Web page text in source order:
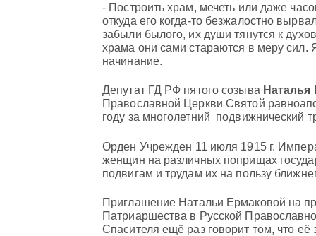
- Построить храм, мечеть или даже
откуда его когда-то безжалостно
забыли былого, их души тянутся к
храма они сами стараются в меру сил.
начинание.
Депутат ГД РФ пятого созыва Наталья
Православной Церкви Святой
году за многолетний подвижнический
Орден Учрежден 11 июля 1915 г.
женщин на различных поприщах
подвигам и трудам их на пользу
Приглашение Натальи Ермаковой на
Патриаршества в Русской
Спасителя ещё раз говорит том, что